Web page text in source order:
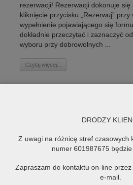
rezerwacji! Rezerwacji dokonuje
kliknięcie przycisku „Rezerwuj”
wypełnienie pojawiającego się
dokładnie przeczytać i zaznaczyć
wyboru przy dobrowolnych ...
Czytaj więcej...
Bądź pewny, że nie przegapisz
DRODZY
Z uwagi na różnicę stref czasowych
numer 601987675 będzie
Zapraszam do kontaktu on-line przez
e-mail.